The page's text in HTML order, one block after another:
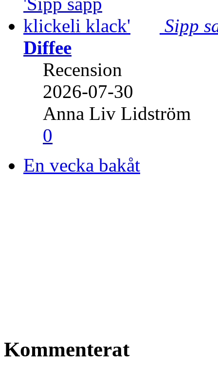
Sipp
Diffee
Recension
2026-07-30
Anna Liv Lidström
0
En vecka bakåt
Kommenterat